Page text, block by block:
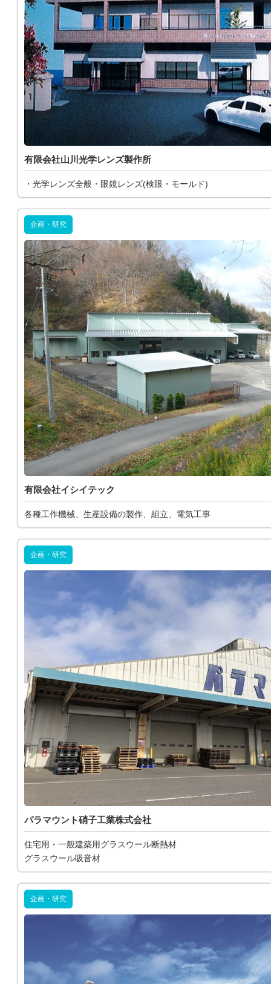
有限会社山川光学レンズ製作所
・光学レンズ全般・眼鏡レンズ(検眼・モールド)
企画・研究
有限会社イシイテック
各種工作機械、生産設備の製作、組立、電気工事
企画・研究
パラマウント硝子工業株式会社
住宅用・一般建築用グラスウール断熱材
グラスウール吸音材
企画・研究